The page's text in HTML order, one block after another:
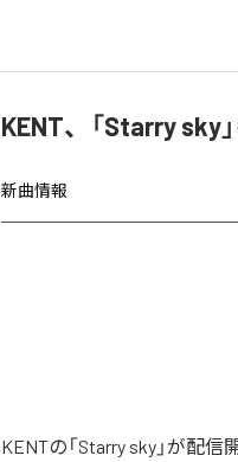
KENT、「Starry sky
新曲情報
KENTの「Starry sky」が配